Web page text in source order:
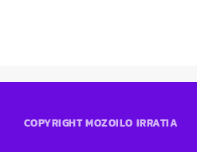
COPYRIGHT MOZOILO IRRATIA